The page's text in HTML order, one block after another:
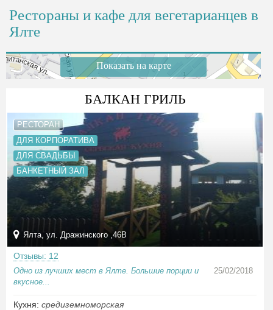
Рестораны и кафе для вегетарианцев в
Ялте
Показать на карте
БАЛКАН ГРИЛЬ
РЕСТОРАН
ДЛЯ КОРПОРАТИВА
ДЛЯ СВАДЬБЫ
БАНКЕТНЫЙ ЗАЛ
Ялта, ул. Дражинского ,46B
Отзывы: 12
Одно из лучших мест в Ялте. Большие порции и
вкусное...
25/02/2018
Кухня: средиземноморская